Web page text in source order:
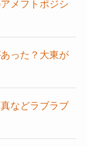
メフトポジシ
った？大東が
などラブラブ